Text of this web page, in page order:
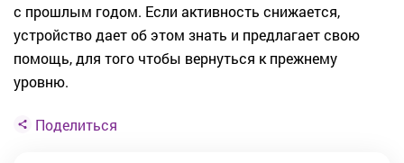
с прошлым годом. Если активность снижается,
устройство дает об этом знать и предлагает свою
помощь, для того чтобы вернуться к прежнему
уровню.
Поделиться